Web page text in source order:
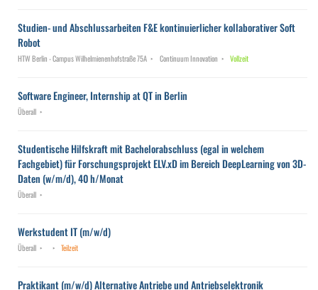
Studien- und Abschlussarbeiten F&E kontinuierlicher kollaborativer Soft
Robot
HTW Berlin - Campus Wilhelmienenhofstraße 75A Continuum Innovation Vollzeit
Software Engineer, Internship at QT in Berlin
Überall
Studentische Hilfskraft mit Bachelorabschluss (egal in welchem
Fachgebiet) für Forschungsprojekt ELV.xD im Bereich DeepLearning von 3D-
Daten (w/m/d), 40 h/Monat
Überall
Werkstudent IT (m/w/d)
Überall Teilzeit
Praktikant (m/w/d) Alternative Antriebe und Antriebselektronik